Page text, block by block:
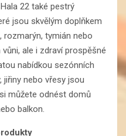
22 také pestrý
jsou skvělým doplňkem
rozmarýn, tymián nebo
ale i zdraví prospěšné
nabídkou sezónních
jiřiny nebo vřesy jsou
můžete odnést domů
balkon.